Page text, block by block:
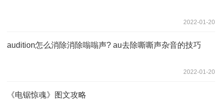
2022-01-20
audition怎么消除消除嗡嗡声? au去除嘶嘶声杂音的技巧
2022-01-20
《电锯惊魂》图文攻略